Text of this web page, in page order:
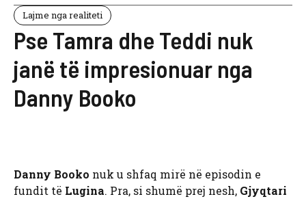
Lajme nga realiteti
Pse Tamra dhe Teddi nuk
janë të impresionuar nga
Danny Booko
Danny Booko nuk u shfaq mirë në episodin e
fundit të Lugina. Pra, si shumë prej nesh, Gjyqtari